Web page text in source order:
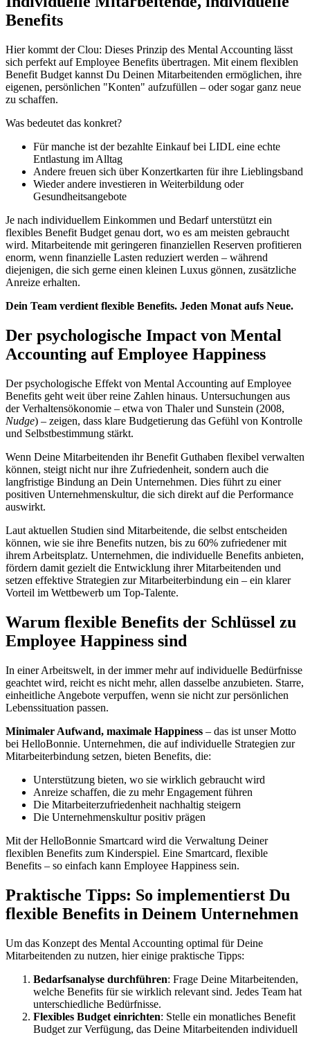
Benefits
Hier kommt der Clou: Dieses Prinzip des Mental Accounting lässt
sich perfekt auf Employee Benefits übertragen. Mit einem flexiblen
Benefit Budget kannst Du Deinen Mitarbeitenden ermöglichen, ihre
eigenen, persönlichen "Konten" aufzufüllen – oder sogar ganz neue
zu schaffen.
Was bedeutet das konkret?
Für manche ist der bezahlte Einkauf bei LIDL eine echte
Entlastung im Alltag
Andere freuen sich über Konzertkarten für ihre Lieblingsband
Wieder andere investieren in Weiterbildung oder
Gesundheitsangebote
Je nach individuellem Einkommen und Bedarf unterstützt ein
flexibles Benefit Budget genau dort, wo es am meisten gebraucht
wird. Mitarbeitende mit geringeren finanziellen Reserven profitieren
enorm, wenn finanzielle Lasten reduziert werden – während
diejenigen, die sich gerne einen kleinen Luxus gönnen, zusätzliche
Anreize erhalten.
Dein Team verdient flexible Benefits. Jeden Monat aufs Neue.
Der psychologische Impact von Mental
Accounting auf Employee Happiness
Der psychologische Effekt von Mental Accounting auf Employee
Benefits geht weit über reine Zahlen hinaus. Untersuchungen aus
der Verhaltensökonomie – etwa von Thaler und Sunstein (2008,
Nudge) – zeigen, dass klare Budgetierung das Gefühl von Kontrolle
und Selbstbestimmung stärkt.
Wenn Deine Mitarbeitenden ihr Benefit Guthaben flexibel verwalten
können, steigt nicht nur ihre Zufriedenheit, sondern auch die
langfristige Bindung an Dein Unternehmen. Dies führt zu einer
positiven Unternehmenskultur, die sich direkt auf die Performance
auswirkt.
Laut aktuellen Studien sind Mitarbeitende, die selbst entscheiden
können, wie sie ihre Benefits nutzen, bis zu 60% zufriedener mit
ihrem Arbeitsplatz. Unternehmen, die individuelle Benefits anbieten,
fördern damit gezielt die Entwicklung ihrer Mitarbeitenden und
setzen effektive Strategien zur Mitarbeiterbindung ein – ein klarer
Vorteil im Wettbewerb um Top-Talente.
Warum flexible Benefits der Schlüssel zu
Employee Happiness sind
In einer Arbeitswelt, in der immer mehr auf individuelle Bedürfnisse
geachtet wird, reicht es nicht mehr, allen dasselbe anzubieten. Starre,
einheitliche Angebote verpuffen, wenn sie nicht zur persönlichen
Lebenssituation passen.
Minimaler Aufwand, maximale Happiness – das ist unser Motto
bei HelloBonnie. Unternehmen, die auf individuelle Strategien zur
Mitarbeiterbindung setzen, bieten Benefits, die:
Unterstützung bieten, wo sie wirklich gebraucht wird
Anreize schaffen, die zu mehr Engagement führen
Die Mitarbeiterzufriedenheit nachhaltig steigern
Die Unternehmenskultur positiv prägen
Mit der HelloBonnie Smartcard wird die Verwaltung Deiner
flexiblen Benefits zum Kinderspiel. Eine Smartcard, flexible
Benefits – so einfach kann Employee Happiness sein.
Praktische Tipps: So implementierst Du
flexible Benefits in Deinem Unternehmen
Um das Konzept des Mental Accounting optimal für Deine
Mitarbeitenden zu nutzen, hier einige praktische Tipps:
Bedarfsanalyse durchführen: Frage Deine Mitarbeitenden,
welche Benefits für sie wirklich relevant sind. Jedes Team hat
unterschiedliche Bedürfnisse.
Flexibles Budget einrichten: Stelle ein monatliches Benefit
Budget zur Verfügung, das Deine Mitarbeitenden individuell